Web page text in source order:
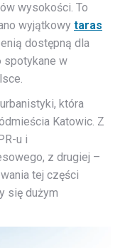
wysokości. To
wyjątkowy taras
dostępną dla
spotykane w
która
Katowic. Z
u i
z drugiej –
tej części
się dużym